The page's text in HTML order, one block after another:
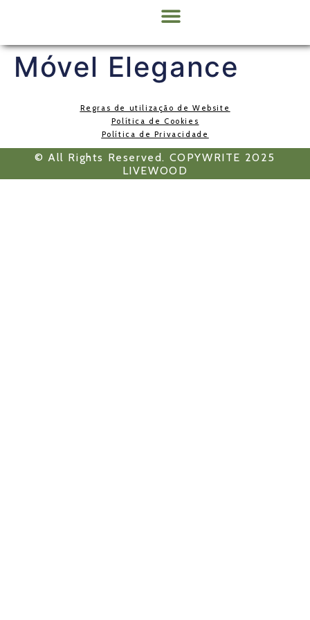
Móvel Elegance
Regras de utilização de Website
Política de Cookies
Política de Privacidade
© All Rights Reserved. COPYWRITE 2025
LIVEWOOD